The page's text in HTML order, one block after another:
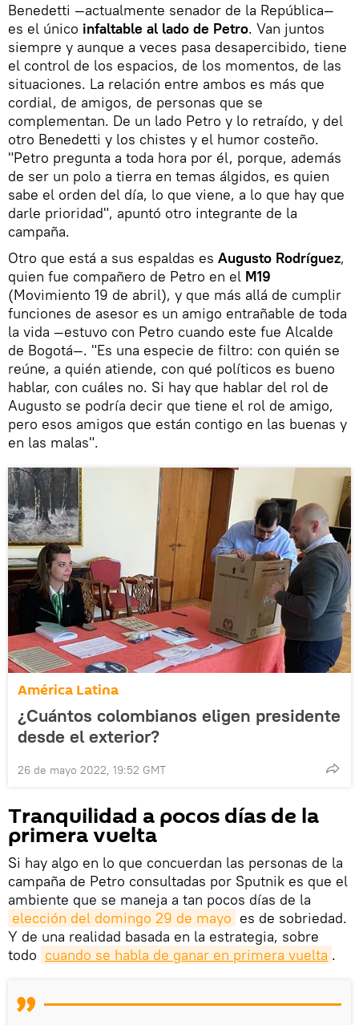
Benedetti —actualmente senador de la República—
es el único infaltable al lado de Petro. Van juntos
siempre y aunque a veces pasa desapercibido, tiene
el control de los espacios, de los momentos, de las
situaciones. La relación entre ambos es más que
cordial, de amigos, de personas que se
complementan. De un lado Petro y lo retraído, y del
otro Benedetti y los chistes y el humor costeño.
"Petro pregunta a toda hora por él, porque, además
de ser un polo a tierra en temas álgidos, es quien
sabe el orden del día, lo que viene, a lo que hay que
darle prioridad", apuntó otro integrante de la
campaña.
Otro que está a sus espaldas es Augusto Rodríguez,
quien fue compañero de Petro en el M19
(Movimiento 19 de abril), y que más allá de cumplir
funciones de asesor es un amigo entrañable de toda
la vida —estuvo con Petro cuando este fue Alcalde
de Bogotá—. "Es una especie de filtro: con quién se
reúne, a quién atiende, con qué políticos es bueno
hablar, con cuáles no. Si hay que hablar del rol de
Augusto se podría decir que tiene el rol de amigo,
pero esos amigos que están contigo en las buenas y
en las malas".
América Latina
¿Cuántos colombianos eligen presidente
desde el exterior?
26 de mayo 2022, 19:52 GMT
Tranquilidad a pocos días de la
primera vuelta
Si hay algo en lo que concuerdan las personas de la
campaña de Petro consultadas por Sputnik es que el
ambiente que se maneja a tan pocos días de la
elección del domingo 29 de mayo es de sobriedad.
Y de una realidad basada en la estrategia, sobre
todo cuando se habla de ganar en primera vuelta .